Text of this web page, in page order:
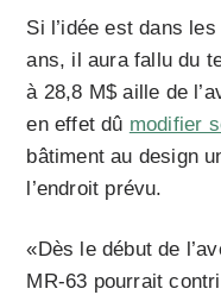
Si l’idée est dans
ans, il aura fallu du
à 28,8 M$ aille de
en effet dû modifier
bâtiment au design
l’endroit prévu.
«Dès le début de
MR-63 pourrait